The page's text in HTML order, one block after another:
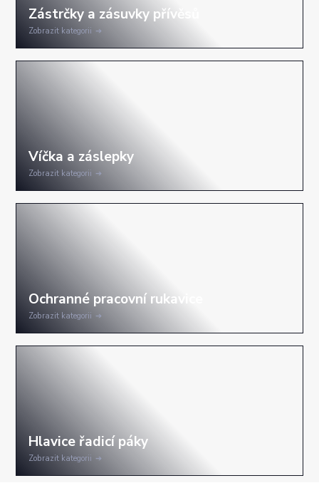
Zobrazit kategorii
Zobrazit kategorii
Zobrazit kategorii
Zobrazit kategorii